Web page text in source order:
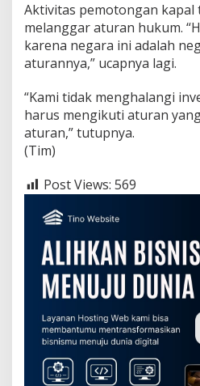
P
R
D
a
a
m
Aktivitas pemotongan kapal
melanggar aturan hukum.
karena negara ini adalah
aturannya,” ucapnya lagi.
“Kami tidak menghalangi
harus mengikuti aturan
aturan,” tutupnya.
(Tim)
Post Views: 569